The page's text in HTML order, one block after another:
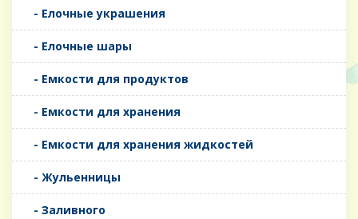
- Елочные украшения
- Елочные шары
- Емкости для продуктов
- Емкости для хранения
- Емкости для хранения жидкостей
- Жульенницы
- Заливного